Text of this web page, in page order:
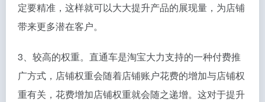
定要精准，这样就可以大大提升产品的展现量，为店铺
带来更多潜在客户。
3、较高的权重。直通车是淘宝大力支持的一种付费推
广方式，店铺权重会随着店铺账户花费的增加与店铺权
重有关，花费增加店铺权重就会随之递增。这对于提升